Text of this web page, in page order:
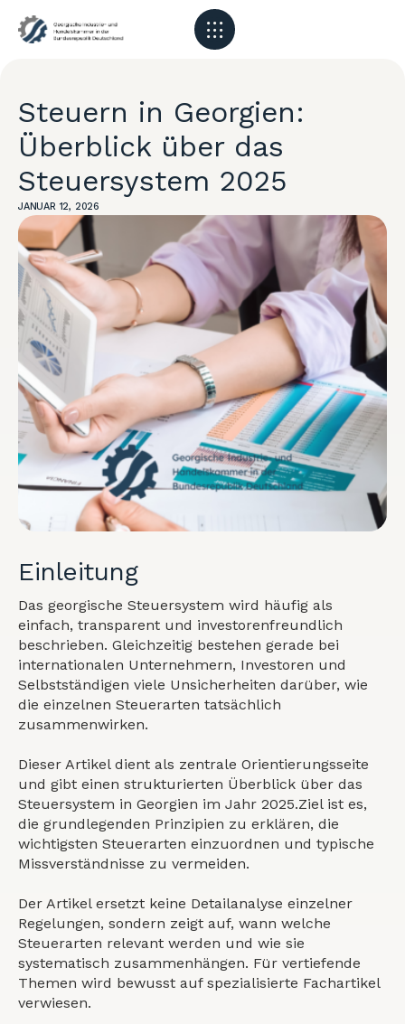
Steuern in Georgien:
Überblick über das
Steuersystem 2025
JANUAR 12, 2026
Einleitung
Das georgische Steuersystem wird häufig als
einfach, transparent und investorenfreundlich
beschrieben. Gleichzeitig bestehen gerade bei
internationalen Unternehmern, Investoren und
Selbstständigen viele Unsicherheiten darüber, wie
die einzelnen Steuerarten tatsächlich
zusammenwirken.
Dieser Artikel dient als zentrale Orientierungsseite
und gibt einen strukturierten Überblick über das
Steuersystem in Georgien im Jahr 2025.Ziel ist es,
die grundlegenden Prinzipien zu erklären, die
wichtigsten Steuerarten einzuordnen und typische
Missverständnisse zu vermeiden.
Der Artikel ersetzt keine Detailanalyse einzelner
Regelungen, sondern zeigt auf, wann welche
Steuerarten relevant werden und wie sie
systematisch zusammenhängen. Für vertiefende
Themen wird bewusst auf spezialisierte Fachartikel
verwiesen.